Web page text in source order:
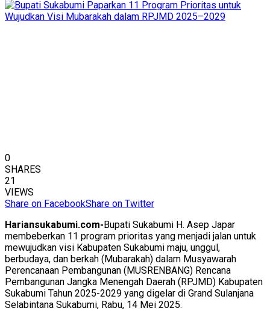
0
SHARES
21
VIEWS
Share on FacebookShare on Twitter
Hariansukabumi.com-Bupati Sukabumi H. Asep Japar
membeberkan 11 program prioritas yang menjadi jalan untuk
mewujudkan visi Kabupaten Sukabumi maju, unggul,
berbudaya, dan berkah (Mubarakah) dalam Musyawarah
Perencanaan Pembangunan (MUSRENBANG) Rencana
Pembangunan Jangka Menengah Daerah (RPJMD) Kabupaten
Sukabumi Tahun 2025-2029 yang digelar di Grand Sulanjana
Selabintana Sukabumi, Rabu, 14 Mei 2025.